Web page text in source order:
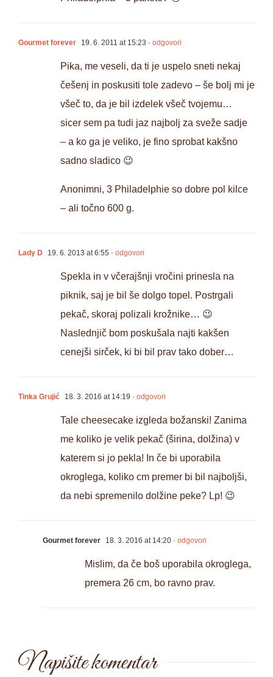
Gourmet forever 19. 6. 2011 at 15:23 - odgovori
Pika, me veseli, da ti je uspelo sneti nekaj
češenj in poskusiti tole zadevo – še bolj mi je
všeč to, da je bil izdelek všeč tvojemu…
sicer sem pa tudi jaz najbolj za sveže sadje
– a ko ga je veliko, je fino sprobat kakšno
sadno sladico 😉
Anonimni, 3 Philadelphie so dobre pol kilce
– ali točno 600 g.
Lady D 19. 6. 2013 at 6:55 - odgovori
Spekla in v včerajšnji vročini prinesla na
piknik, saj je bil še dolgo topel. Postrgali
pekač, skoraj polizali krožnike… 😉
Naslednjič bom poskušala najti kakšen
cenejši sirček, ki bi bil prav tako dober…
Tinka Grujić 18. 3. 2016 at 14:19 - odgovori
Tale cheesecake izgleda božanski! Zanima
me koliko je velik pekač (širina, dolžina) v
katerem si jo pekla! In če bi uporabila
okroglega, koliko cm premer bi bil najboljši,
da nebi spremenilo dolžine peke? Lp! 😉
Gourmet forever 18. 3. 2016 at 14:20 - odgovori
Mislim, da če boš uporabila okroglega,
premera 26 cm, bo ravno prav.
Napišite komentar